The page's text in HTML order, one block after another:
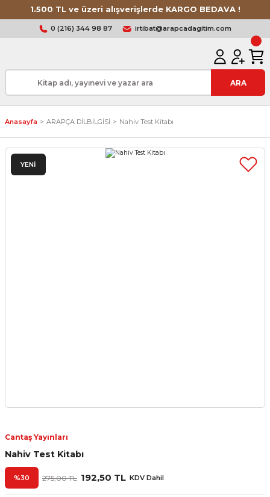
1.500 TL ve üzeri alışverişlerde KARGO BEDAVA !
0 (216) 344 98 87 irtibat@arapcadagitim.com
ARA
Anasayfa ARAPÇA DİLBİLGİSİ Nahiv Test Kitabı
YENİ
Cantaş Yayınları
Nahiv Test Kitabı
%30 275,00 TL 192,50 TL KDV Dahil